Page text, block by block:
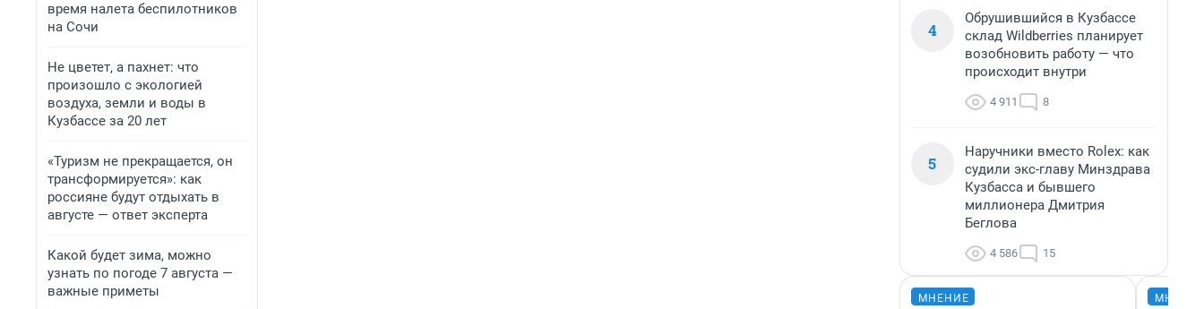
время налета беспилотников
на Сочи
Не цветет, а пахнет: что
произошло с экологией
воздуха, земли и воды в
Кузбассе за 20 лет
«Туризм не прекращается, он
трансформируется»: как
россияне будут отдыхать в
августе — ответ эксперта
Какой будет зима, можно
узнать по погоде 7 августа —
важные приметы
4
Обрушившийся в Кузбассе
склад Wildberries планирует
возобновить работу — что
происходит внутри
4 911 8
5
Наручники вместо Rolex: как
судили экс-главу Минздрава
Кузбасса и бывшего
миллионера Дмитрия
Беглова
4 586 15
МНЕНИЕ